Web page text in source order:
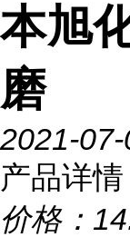
本旭
磨
2021-
产品详情
价格：